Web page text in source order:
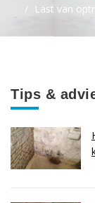
Last van
Tips &